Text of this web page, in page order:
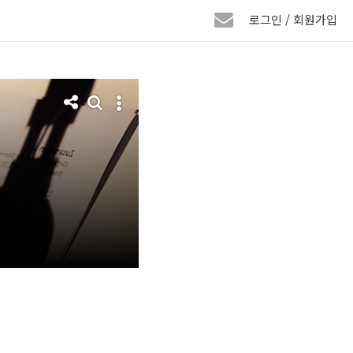
로그인 / 회원가입